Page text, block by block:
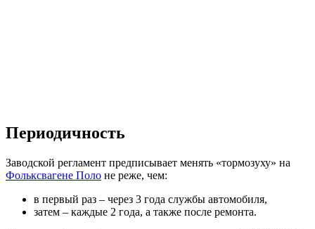
Периодичность
Заводской регламент предписывает менять «тормозуху» на
Фольксвагене Поло не реже, чем:
в первый раз – через 3 года службы автомобиля,
затем – каждые 2 года, а также после ремонта.